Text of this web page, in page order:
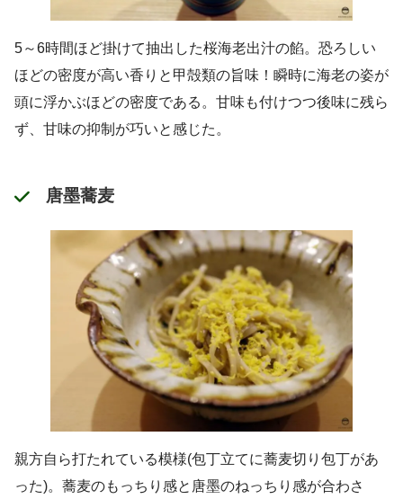
5～6時間ほど掛けて抽出した桜海老出汁の餡。恐ろしい
ほどの密度が高い香りと甲殻類の旨味！瞬時に海老の姿が
頭に浮かぶほどの密度である。甘味も付けつつ後味に残ら
ず、甘味の抑制が巧いと感じた。
唐墨蕎麦
親方自ら打たれている模様(包丁立てに蕎麦切り包丁があ
った)。蕎麦のもっちり感と唐墨のねっちり感が合わさ